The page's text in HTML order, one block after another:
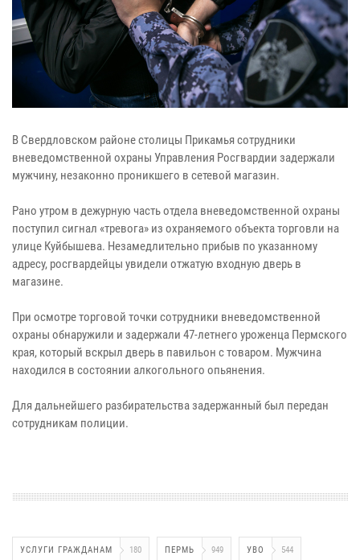
В Свердловском районе столицы Прикамья сотрудники
вневедомственной охраны Управления Росгвардии задержали
мужчину, незаконно проникшего в сетевой магазин.
Рано утром в дежурную часть отдела вневедомственной охраны
поступил сигнал «тревога» из охраняемого объекта торговли на
улице Куйбышева. Незамедлительно прибыв по указанному
адресу, росгвардейцы увидели отжатую входную дверь в
магазине.
При осмотре торговой точки сотрудники вневедомственной
охраны обнаружили и задержали 47-летнего уроженца Пермского
края, который вскрыл дверь в павильон с товаром. Мужчина
находился в состоянии алкогольного опьянения.
Для дальнейшего разбирательства задержанный был передан
сотрудникам полиции.
УСЛУГИ ГРАЖДАНАМ 180 ПЕРМЬ 949 УВО 544